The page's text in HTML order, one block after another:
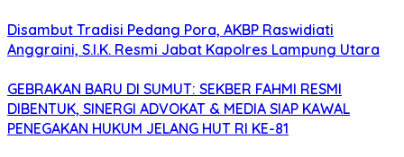
Disambut Tradisi Pedang Pora, AKBP Raswidiati
Anggraini, S.I.K. Resmi Jabat Kapolres Lampung Utara
GEBRAKAN BARU DI SUMUT: SEKBER FAHMI RESMI
DIBENTUK, SINERGI ADVOKAT & MEDIA SIAP KAWAL
PENEGAKAN HUKUM JELANG HUT RI KE-81